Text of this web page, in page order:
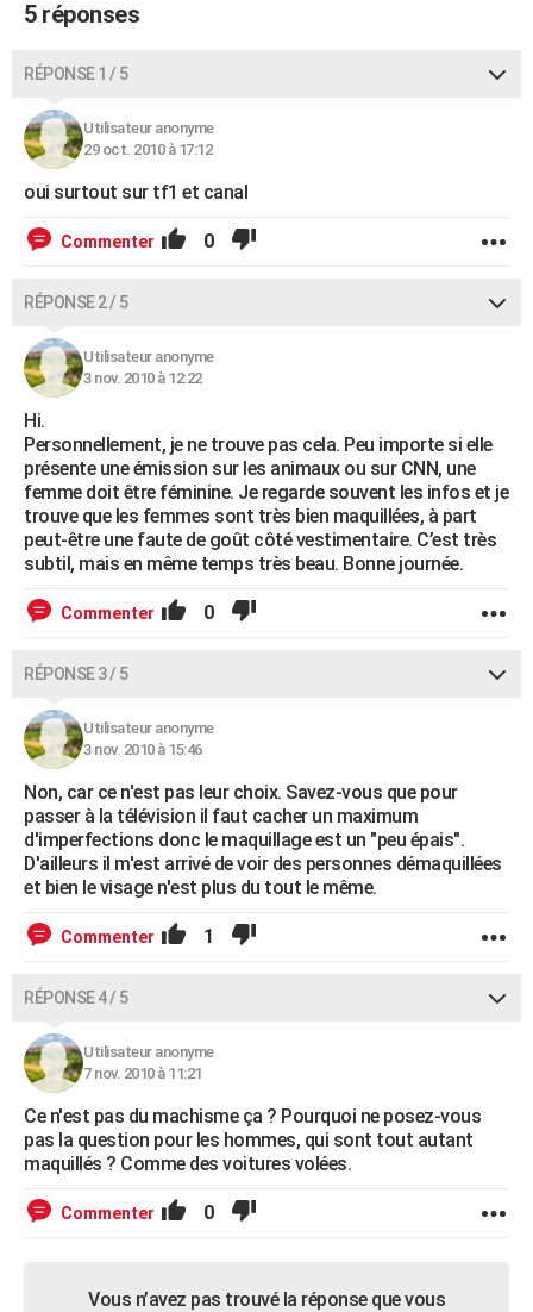
Carte de Noël
Carte Bonne année
Carte Saint-Valentin
Carte Pâques
Carte d'anniversaire
Dictionnaire
Biographies
Citations
Expressions
Proverbes
PROGRAMME TV
COPAINS D'AVANT
S'inscrire
Se connecter
Lycées
Collèges
Primaires
Universités
Entreprises
Service militaire
Avis de recherche
AVIS DE DÉCÈS
5 réponses
RÉPONSE 1 / 5
Utilisateur anonyme
29 oct. 2010 à 17:12
oui surtout sur tf1 et canal
Commenter 0
RÉPONSE 2 / 5
Utilisateur anonyme
3 nov. 2010 à 12:22
Hi.
Personnellement, je ne trouve pas cela. Peu importe si elle
présente une émission sur les animaux ou sur CNN, une
femme doit être féminine. Je regarde souvent les infos et je
trouve que les femmes sont très bien maquillées, à part
peut-être une faute de goût côté vestimentaire. C’est très
subtil, mais en même temps très beau. Bonne journée.
Commenter 0
RÉPONSE 3 / 5
Utilisateur anonyme
3 nov. 2010 à 15:46
Non, car ce n'est pas leur choix. Savez-vous que pour
passer à la télévision il faut cacher un maximum
d'imperfections donc le maquillage est un "peu épais".
D'ailleurs il m'est arrivé de voir des personnes démaquillées
et bien le visage n'est plus du tout le même.
Commenter 1
RÉPONSE 4 / 5
Utilisateur anonyme
7 nov. 2010 à 11:21
Ce n'est pas du machisme ça ? Pourquoi ne posez-vous
pas la question pour les hommes, qui sont tout autant
maquillés ? Comme des voitures volées.
Commenter 0
Vous n’avez pas trouvé la réponse que vous